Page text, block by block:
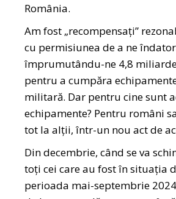
România.
Am fost „recompensați”
cu permisiunea de a ne
împrumutându-ne 4,8
pentru a cumpăra
militară. Dar pentru cine sunt
echipamente? Pentru români
tot la alții, într-un nou act de
Din decembrie, când se va
toți cei care au fost în situația
perioada mai-septembrie